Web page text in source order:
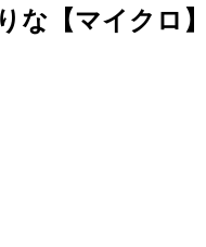
な【マイクロ